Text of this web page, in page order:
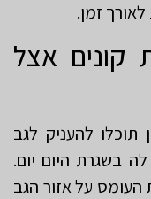
זמן.
קונים אצל
תוכלו להעניק לגב
בשגרת היום יום.
העומס על אזור הגב